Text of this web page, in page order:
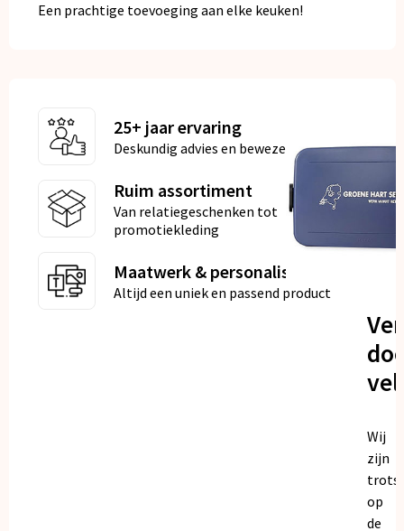
Een prachtige toevoeging aan elke keuken!
25+ jaar ervaring
Deskundig advies en bewezen kwaliteit
Ruim assortiment
Van relatiegeschenken tot
promotiekleding
Maatwerk & personalisatie
Altijd een uniek en passend product
Wij
zijn
trots
op
de